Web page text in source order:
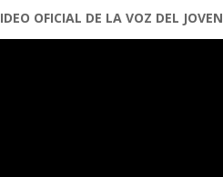
OFICIAL DE LA VOZ DEL JOVEN